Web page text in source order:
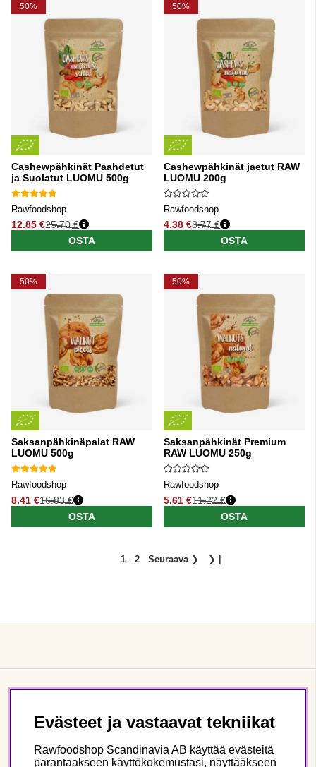
50%
Cashewpähkinät Paahdetut
ja Suolatut LUOMU 500g
Rawfoodshop
12.85 €
Normaali hinta
25.70 €
OSTA
50%
Cashewpähkinät jaetut RAW
LUOMU 200g
Rawfoodshop
4.38 €
Normaali hinta
8.77 €
OSTA
50%
Saksanpähkinäpalat RAW
LUOMU 500g
Rawfoodshop
8.41 €
Normaali hinta
16.83 €
OSTA
50%
Saksanpähkinät Premium
RAW LUOMU 250g
Rawfoodshop
5.61 €
Normaali hinta
11.22 €
OSTA
1 2 Seuraava ❯ ❯❙
Evästeet ja vastaavat tekniikat
Rawfoodshop Scandinavia AB käyttää evästeitä
parantaakseen käyttökokemustasi, näyttääkseen